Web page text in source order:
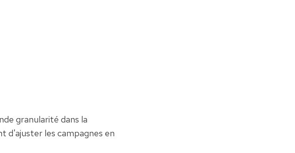
granularité dans la
d'ajuster les campagnes en